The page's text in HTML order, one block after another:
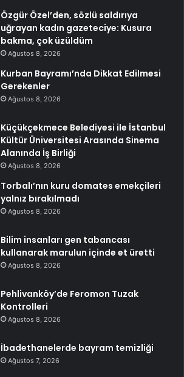
Özgür Özel’den, sözlü saldırıya
uğrayan kadın gazeteciye: Kusura
bakma, çok üzüldüm
Ağustos 8, 2026
Kurban Bayramı’nda Dikkat Edilmesi
Gerekenler
Ağustos 8, 2026
Küçükçekmece Belediyesi ile İstanbul
Kültür Üniversitesi Arasında Sinema
Alanında İş Birliği
Ağustos 8, 2026
Torbalı’nın kuru domates emekçileri
yalnız bırakılmadı
Ağustos 8, 2026
Bilim insanları gen tabancası
kullanarak marulun içinde et üretti
Ağustos 8, 2026
Pehlivanköy’de Feromon Tuzak
Kontrolleri
Ağustos 8, 2026
İbadethanelerde bayram temizliği
Ağustos 7, 2026